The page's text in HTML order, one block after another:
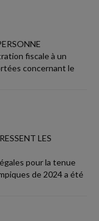
fiscale à un
concernant le
LES
pour la tenue
de 2024 a été